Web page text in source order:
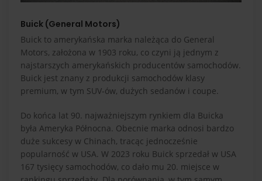
Buick (General Motors)
Buick to amerykańska marka należąca do General
Motors, założona w 1903 roku, co czyni ją jednym z
najstarszych amerykańskich producentów samochodów.
Buick jest znany z produkcji samochodów klasy
premium, w tym SUV-ów, dużych sedanów i coupe.
Do końca lat 90. najważniejszym rynkiem dla Buicka
była Ameryka Północna. Obecnie marka odnosi bardzo
duże sukcesy w Chinach, tracąc jednocześnie
popularność w USA. W 2023 roku Buick sprzedał w USA
167 tysięcy samochodów, co dało mu 20. miejsce w